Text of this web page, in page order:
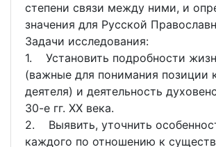
степени связи между ними, и
значения для Русской
Задачи исследования:
1. Установить подробности
(важные для понимания позиции
деятеля) и деятельность
30-е гг. XX века.
2. Выявить, уточнить
каждого по отношению к